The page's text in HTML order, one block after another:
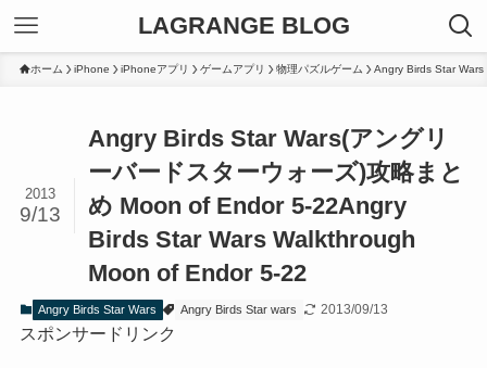
LAGRANGE BLOG
ホーム iPhone iPhoneアプリ ゲームアプリ 物理パズルゲーム Angry Birds Star Wars
Angry Birds Star Wars(アングリ
ーバードスターウォーズ)攻略まと
め Moon of Endor 5-22Angry
Birds Star Wars Walkthrough
Moon of Endor 5-22
2013
9/13
Angry Birds Star Wars Angry Birds Star wars 2013/09/13
スポンサードリンク